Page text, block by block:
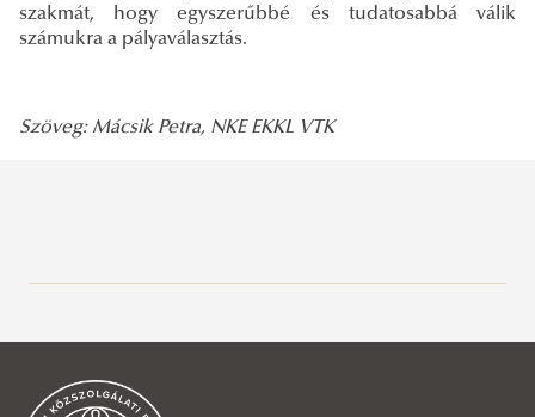
Aktuális
Hírek, események
szakmát, hogy egyszerűbbé és tudatosabbá válik
számukra a pályaválasztás.
Szöveg: Mácsik Petra, NKE EKKL VTK